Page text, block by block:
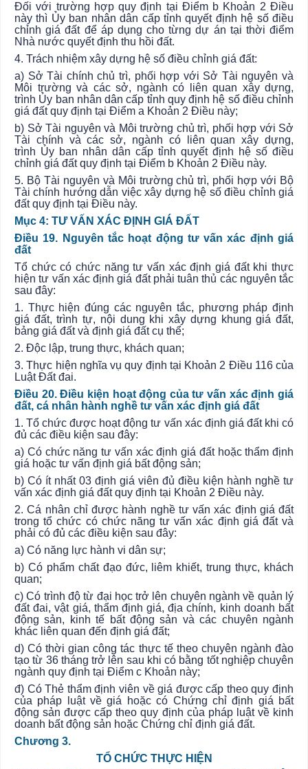
Đối với trường hợp quy định tại Điểm b Khoản 2 Điều
này thì Ủy ban nhân dân cấp tỉnh quyết định hệ số điều
chỉnh giá đất để áp dụng cho từng dự án tại thời điểm
Nhà nước quyết định thu hồi đất.
4. Trách nhiệm xây dựng hệ số điều chỉnh giá đất:
a) Sở Tài chính chủ trì, phối hợp với Sở Tài nguyên và
Môi trường và các sở, ngành có liên quan xây dựng,
trình Ủy ban nhân dân cấp tỉnh quy định hệ số điều chỉnh
giá đất quy định tại Điểm a Khoản 2 Điều này;
b) Sở Tài nguyên và Môi trường chủ trì, phối hợp với Sở
Tài chính và các sở, ngành có liên quan xây dựng,
trình Ủy ban nhân dân cấp tỉnh quyết định hệ số điều
chỉnh giá đất quy định tại Điểm b Khoản 2 Điều này.
5. Bộ Tài nguyên và Môi trường chủ trì, phối hợp với Bộ
Tài chính hướng dẫn việc xây dựng hệ số điều chỉnh giá
đất quy định tại Điều này.
Mục 4: TƯ VẤN XÁC ĐỊNH GIÁ ĐẤT
Điều 19. Nguyên tắc hoạt động tư vấn xác định giá
đất
Tổ chức có chức năng tư vấn xác định giá đất khi thực
hiện tư vấn xác định giá đất phải tuân thủ các nguyên tắc
sau đây:
1. Thực hiện đúng các nguyên tắc, phương pháp định
giá đất, trình tự, nội dung khi xây dựng khung giá đất,
bảng giá đất và định giá đất cụ thể;
2. Độc lập, trung thực, khách quan;
3. Thực hiện nghĩa vụ quy định tại Khoản 2 Điều 116 của
Luật Đất đai.
Điều 20. Điều kiện hoạt động của tư vấn xác định giá
đất, cá nhân hành nghề tư vấn xác định giá đất
1. Tổ chức được hoạt động tư vấn xác định giá đất khi có
đủ các điều kiện sau đây:
a) Có chức năng tư vấn xác định giá đất hoặc thẩm định
giá hoặc tư vấn định giá bất động sản;
b) Có ít nhất 03 định giá viên đủ điều kiện hành nghề tư
vấn xác định giá đất quy định tại Khoản 2 Điều này.
2. Cá nhân chỉ được hành nghề tư vấn xác định giá đất
trong tổ chức có chức năng tư vấn xác định giá đất và
phải có đủ các điều kiện sau đây:
a) Có năng lực hành vi dân sự;
b) Có phẩm chất đạo đức, liêm khiết, trung thực, khách
quan;
c) Có trình độ từ đại học trở lên chuyên ngành về quản lý
đất đai, vật giá, thẩm định giá, địa chính, kinh doanh bất
động sản,
kinh tế bất động sản và các chuyên ngành
khác liên quan đến định giá đất;
d) Có thời gian công tác thực tế theo chuyên ngành đào
tạo từ 36 tháng trở lên sau khi có bằng tốt nghiệp chuyên
ngành quy định tại Điểm c Khoản này;
đ) Có Thẻ thẩm định viên về giá được cấp theo quy định
của pháp luật về giá hoặc có Chứng chỉ định giá bất
động sản được cấp theo quy định của pháp luật về kinh
doanh bất động sản hoặc Chứng chỉ định giá đất.
Chương 3.
TỔ CHỨC THỰC HIỆN